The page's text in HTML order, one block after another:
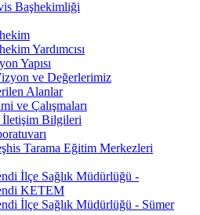
Başhekimliği
Yardımcısı
Yapısı
ve Değerlerimiz
Alanlar
ve Çalışmaları
İletişim Bilgileri
Tarama Eğitim Merkezleri
İlçe Sağlık Müdürlüğü -
KETEM
İlçe Sağlık Müdürlüğü - Sümer